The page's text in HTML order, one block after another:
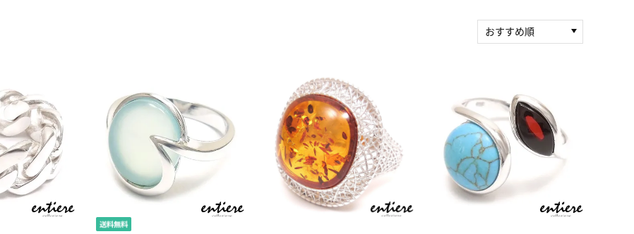
おすすめ順
人気順
レビュー件数（多い
順）
レビュー評価（高い
順）
価格（安い順）
価格（高い順）